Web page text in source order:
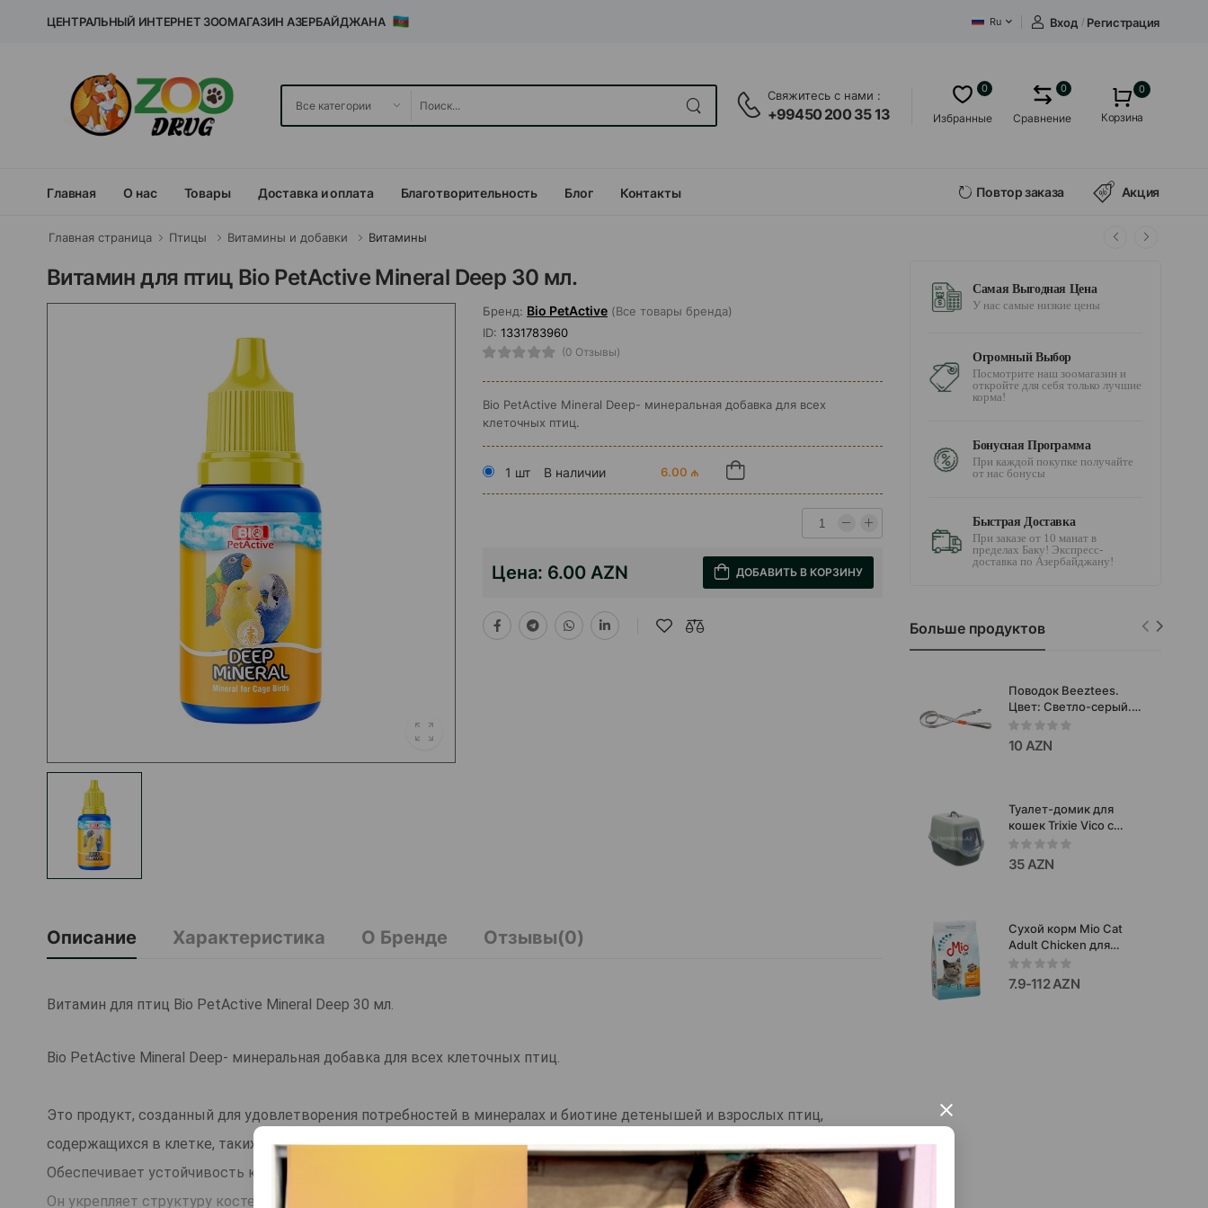
×
ЦЕНТРАЛЬНЫЙ ИНТЕРНЕТ ЗООМАГАЗИН АЗЕРБАЙДЖАНА Ru Вход / Регистрация
Свяжитесь с нами :
+99450 200 35 13 Избранные
0
Сравнение
0 0
Корзина
Главная О нас Товары Доставка и оплата Благотворительность Блог Контакты Повтор заказа Акция
Главная страница Птицы Витамины и добавки Витамины
Витамин для птиц Bio PetActive Mineral Deep 30 мл.
Бренд: Bio PetActive (Все товары бренда)
ID: 1331783960
(0 Отзывы)
Bio PetActive Mineral Deep- минеральная добавка для всех
клеточных птиц.
1 шт В наличии 6.00 ₼
Цена: 6.00 AZN ДОБАВИТЬ В КОРЗИНУ
Описание Характеристика О Бренде Отзывы(0)
Витамин для птиц Bio PetActive Mineral Deep 30 мл.
Bio PetActive Mineral Deep- минеральная добавка для всех клеточных птиц.
Это продукт, созданный для удовлетворения потребностей в минералах и биотине детенышей и взрослых птиц,
содержащихся в клетке, таких как канарейки, волнистые попугайчики и попугаи.
Обеспечивает устойчивость к болезням, устраняя дефицит минеральных веществ.
Он укрепляет структуру костей и тканей вашей птицы.
Самая Выгодная Цена
У нас самые низкие цены
Огромный Выбор
Посмотрите наш зоомагазин и
откройте для себя только лучшие
корма!
Бонусная Программа
При каждой покупке получайте
от нас бонусы
Быстрая Доставка
При заказе от 10 манат в
пределах Баку! Экспресс-
доставка по Азербайджану!
Больше продуктов
Поводок Beeztees.
Цвет: Светло-серый.
Длина: 120 см.
10 AZN
Туалет-домик для
кошек Trixie Vico с
дверцей Цвет:серо-
зелёный
Размер:40×40×56 см
35 AZN
Сухой корм Mio Cat
Adult Chicken для
взрослых кошек со
вкусом курицы 15кг.
7.9-112 AZN